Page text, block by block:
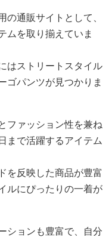
の通販サイトとして、
ムを取り揃えていま
はストリートスタイル
ゴパンツが見つかりま
ファッション性を兼ね
まで活躍するアイテム
を反映した商品が豊富
ルにぴったりの一着が
ションも豊富で、自分